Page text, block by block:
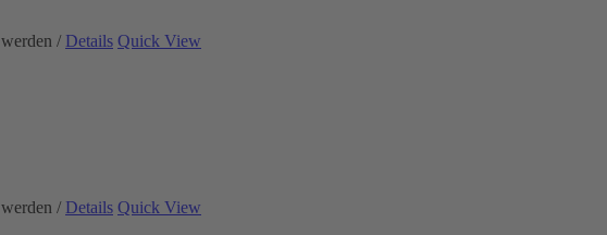
/ Details Quick View
/ Details Quick View